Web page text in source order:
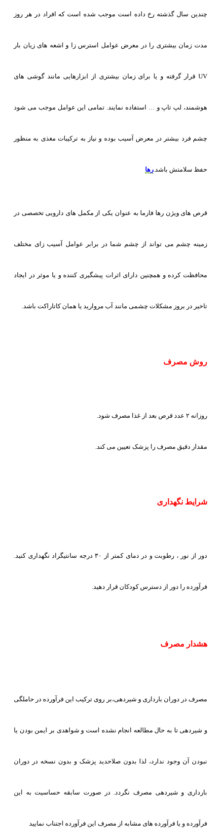
چندین سال گذشته رخ داده است موجب شده است که افراد در هر روز
مدت زمان بیشتری را در معرض عوامل استرس زا و اشعه های زیان بار
UV قرار گرفته و یا برای زمان بیشتری از ابزارهایی مانند گوشی های
هوشمند، لپ تاپ و … استفاده نمایند. تمامی این عوامل موجب می شود
چشم فرد بیشتر در معرض آسیب بوده و نیاز به ترکیبات مغذی به منظور
حفظ سلامتش باشد. رها
قرص های ویژن رها فارما به عنوان یکی از مکمل های دارویی تخصصی در
زمینه چشم می تواند از چشم شما در برابر عوامل آسیب زای مختلف
محافظت کرده و همچنین دارای اثرات پیشگیری کننده و یا موثر در ایجاد
تاخیر در بروز مشکلات چشمی مانند آب مروارید یا همان کاتاراکت باشد.
روش مصرف
روزانه ۲ عدد قرص بعد از غذا مصرف شود.
مقدار دقیق مصرف را پزشک تعیین می کند.
شرایط نگهداری
دور از نور ، رطوبت و در دمای کمتر از ۳۰ درجه سانتیگراد نگهداری کنید.
فرآورده را دور از دسترس کودکان قرار دهید.
هشدار مصرف
مصرف در دوران بارداری و شیردهی،بر روی ترکیب این فرآورده در حاملگی
و شیردهی تا به حال مطالعه انجام نشده است و شواهدی بر ایمن بودن یا
نبودن آن وجود ندارد، لذا بدون صلاحدید پزشک و بدون نسخه در دوران
بارداری و شیردهی مصرف نگردد. در صورت سابقه حساسیت به این
فرآورده و یا فرآورده های مشابه از مصرف این فرآورده اجتناب نمایید